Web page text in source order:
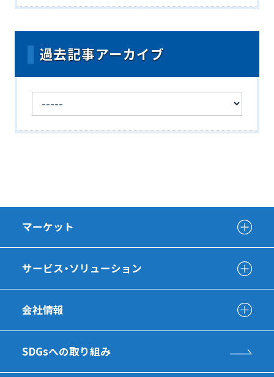
過去記事アーカイブ
マーケット
サービス・ソリューション
会社情報
SDGsへの取り組み